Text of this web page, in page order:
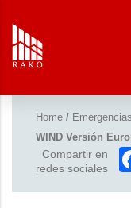
Home / Emergencias
WIND Versión
Compartir en
redes sociales